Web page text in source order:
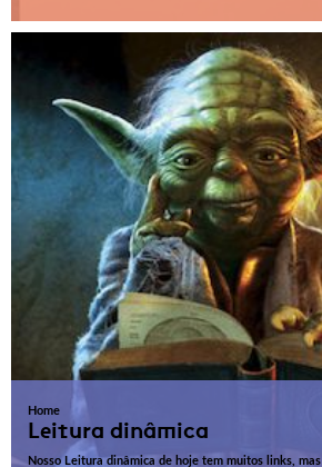
Home
Leitura dinâmica
Nosso Leitura dinâmica de hoje tem muitos links, mas